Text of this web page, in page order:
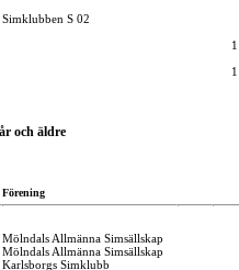
Simklubben S 02
och äldre
Förening
Mölndals Allmänna Simsällskap
Mölndals Allmänna Simsällskap
Karlsborgs Simklubb